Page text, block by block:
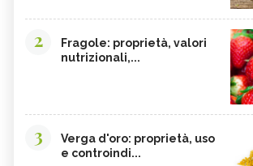
2
Fragole: proprietà, valori
nutrizionali,...
3
Verga d'oro: proprietà, uso
e controindi...